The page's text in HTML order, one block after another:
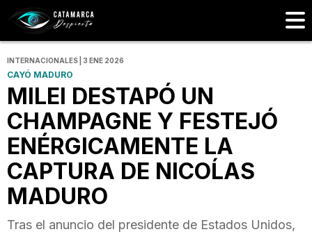
INTERNACIONALES | 3 ENE 2026
CAYÓ MADURO
MILEI DESTAPÓ UN
CHAMPAGNE Y FESTEJÓ
ENÉRGICAMENTE LA
CAPTURA DE NICOĹAS
MADURO
Tras el anuncio del presidente de Estados Unidos,